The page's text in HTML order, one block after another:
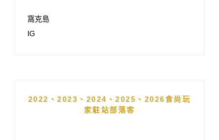
窩克島
IG
2022、2023、2024、2025、2026食尚玩
家駐站部落客